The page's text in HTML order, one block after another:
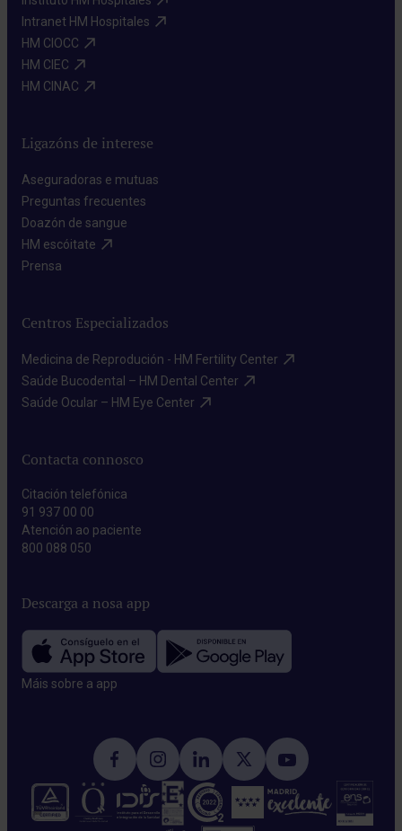
Intranet HM Hospitales​
HM CIOCC​
HM CIEC​
HM CINAC​
Ligazóns de interese
Aseguradoras e mutuas​
Preguntas frecuentes​
Doazón de sangue​
HM escóitate​
Prensa​
Centros Especializados
Medicina de Reprodución - HM Fertility Center​
Saúde Bucodental – HM Dental Center​
Saúde Ocular – HM Eye Center​
Contacta connosco
Citación telefónica
91 937 00 00
Atención ao paciente
800 088 050
Descarga a nosa app
Máis sobre a app​